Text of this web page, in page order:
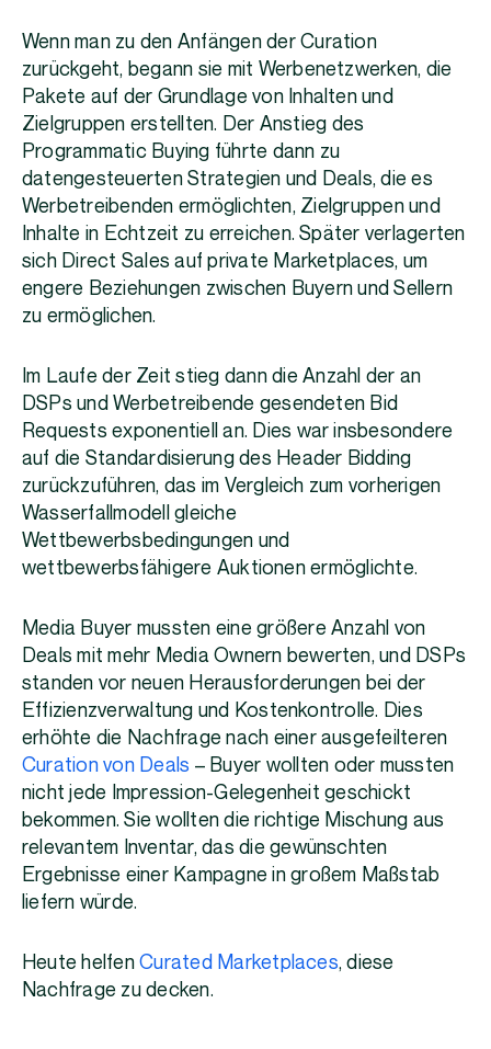
Wenn man zu den Anfängen der Curation
zurückgeht, begann sie mit Werbenetzwerken, die
Pakete auf der Grundlage von Inhalten und
Zielgruppen erstellten. Der Anstieg des
Programmatic Buying führte dann zu
datengesteuerten Strategien und Deals, die es
Werbetreibenden ermöglichten, Zielgruppen und
Inhalte in Echtzeit zu erreichen. Später verlagerten
sich Direct Sales auf private Marketplaces, um
engere Beziehungen zwischen Buyern und Sellern
zu ermöglichen.
Im Laufe der Zeit stieg dann die Anzahl der an
DSPs und Werbetreibende gesendeten Bid
Requests exponentiell an. Dies war insbesondere
auf die Standardisierung des Header Bidding
zurückzuführen, das im Vergleich zum vorherigen
Wasserfallmodell gleiche
Wettbewerbsbedingungen und
wettbewerbsfähigere Auktionen ermöglichte.
Media Buyer mussten eine größere Anzahl von
Deals mit mehr Media Ownern bewerten, und DSPs
standen vor neuen Herausforderungen bei der
Effizienzverwaltung und Kostenkontrolle. Dies
erhöhte die Nachfrage nach einer ausgefeilteren
Curation von Deals – Buyer wollten oder mussten
nicht jede Impression-Gelegenheit geschickt
bekommen. Sie wollten die richtige Mischung aus
relevantem Inventar, das die gewünschten
Ergebnisse einer Kampagne in großem Maßstab
liefern würde.
Heute helfenCurated Marketplaces, diese
Nachfrage zu decken.